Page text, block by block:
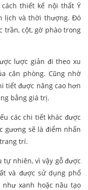
thiết kế nội thất Ý
lịch và thời thượng. Đó
trần, cột, gờ phào trong
lược giản đi theo xu
căn phòng. Cũng nhờ
tiết được nâng cao hơn
bằng giá trị.
các chi tiết khác được
gương sẽ là điểm nhấn
trí.
nhiên, vì vậy gỗ được
và được sử dụng phổ
xanh hoặc nâu tạo